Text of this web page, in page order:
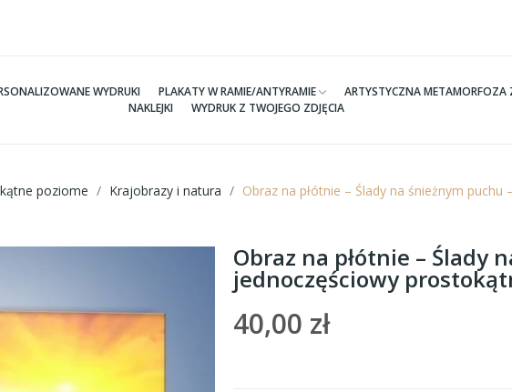
WYDRUKI PLAKATY W RAMIE/ANTYRAMIE ARTYSTYCZNA METAMORFOZA
NAKLEJKI
WYDRUK Z TWOJEGO ZDJĘCIA
poziome Krajobrazy i natura
Obraz na płótnie – Ślady na śnieżnym
Obraz na płótnie – Ślady
jednoczęściowy
40,00 zł